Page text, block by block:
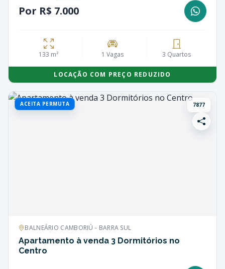
Por R$ 7.000
133 m² 1 Vagas 3 Quartos
LOCAÇÃO COM PREÇO REDUZIDO
ACEITA PERMUTA 7877
BALNEÁRIO CAMBORIÚ - BARRA SUL
Apartamento à venda 3 Dormitórios no
Centro